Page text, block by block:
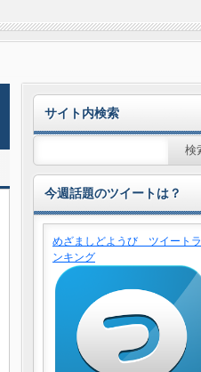
サイト内検索
今週話題のツイートは？
めざましどようび ツイートラ
ンキング